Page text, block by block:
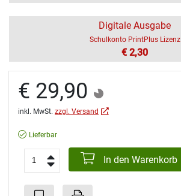
Digitale Ausgabe
Schulkonto PrintPlus Lizenz
€ 2,30
€ 29,90
inkl. MwSt. zzgl. Versand
Lieferbar
In den Warenkorb